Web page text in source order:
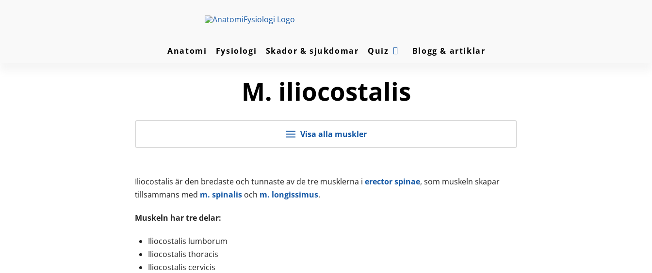
Anatomi Fysiologi Skador & sjukdomar Quiz Blogg & artiklar
M. iliocostalis
Visa alla muskler
Iliocostalis är den bredaste och tunnaste av de tre musklerna ierector spinae, som muskeln skapar
tillsammans med m. spinalis och m. longissimus.
Muskeln har tre delar:
Iliocostalis lumborum
Iliocostalis thoracis
Iliocostalis cervicis